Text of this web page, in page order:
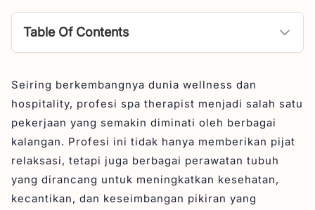
Table Of Contents
Tugas dan Tanggung Jawab Therapist Spa
1. Melakukan pijat
2. Memberikan layanan perawatan tambahan
3. Menjaga kebersihan ruangan dan alat perawatan
4. Memberikan rekomendasi perawatan yang
sesuai dengan kondisi tamu.
Seiring berkembangnya dunia wellness dan
hospitality, profesi spa therapist menjadi salah satu
pekerjaan yang semakin diminati oleh berbagai
kalangan. Profesi ini tidak hanya memberikan pijat
relaksasi, tetapi juga berbagai perawatan tubuh
yang dirancang untuk meningkatkan kesehatan,
kecantikan, dan keseimbangan pikiran yang